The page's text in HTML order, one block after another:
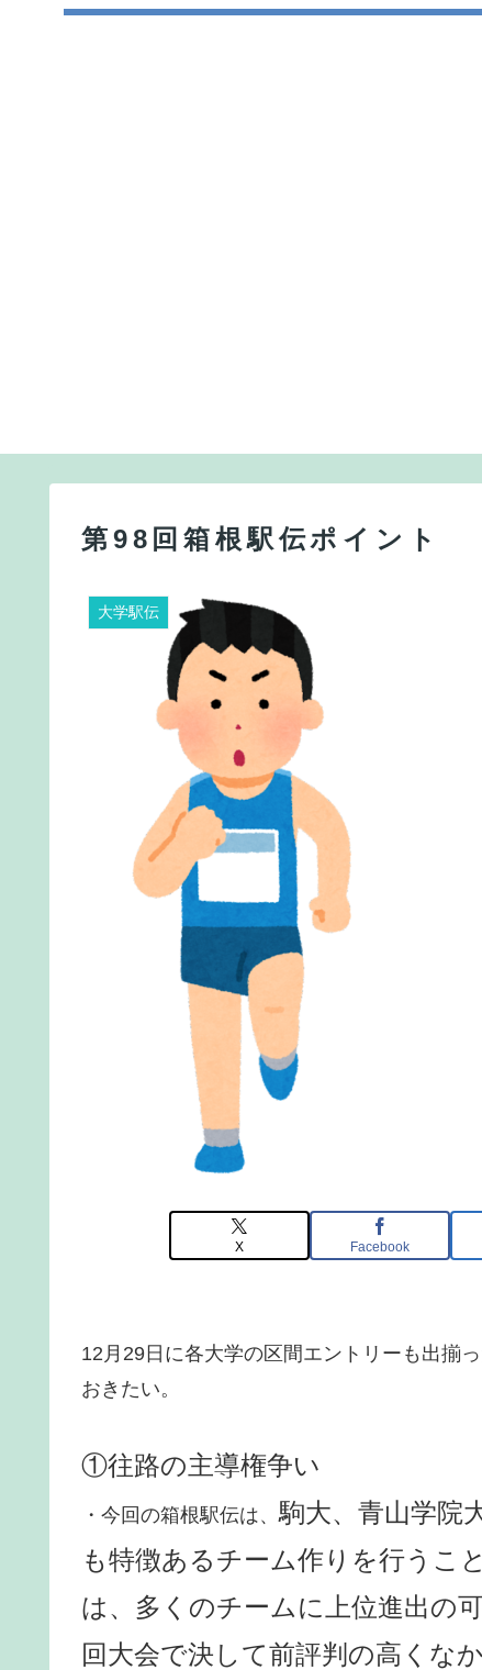
第98回箱根駅伝ポイント
大学駅伝
X Facebook
12月29日に各大学の区間エントリーも出揃
おきたい。
①往路の主導権争い
・今回の箱根駅伝は、駒大、青山学院
も特徴あるチーム作りを行うこ
は、多くのチームに上位進出の
回大会で決して前評判の高くな